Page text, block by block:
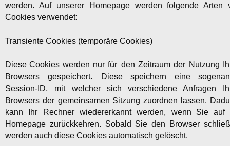
werden. Auf unserer Homepage werden folgende Arten
Cookies verwendet:
Transiente Cookies (temporäre Cookies)
Diese Cookies werden nur für den Zeitraum der Nutzung
Browsers
gespeichert. Diese speichern eine
Session-ID,
mit welcher sich verschiedene Anfragen
Browsers der gemeinsamen Sitzung zuordnen lassen.
kann
Ihr Rechner wiedererkannt werden, wenn Sie auf
Homepage zurückkehren. Sobald Sie den Browser
werden auch diese Cookies automatisch gelöscht.